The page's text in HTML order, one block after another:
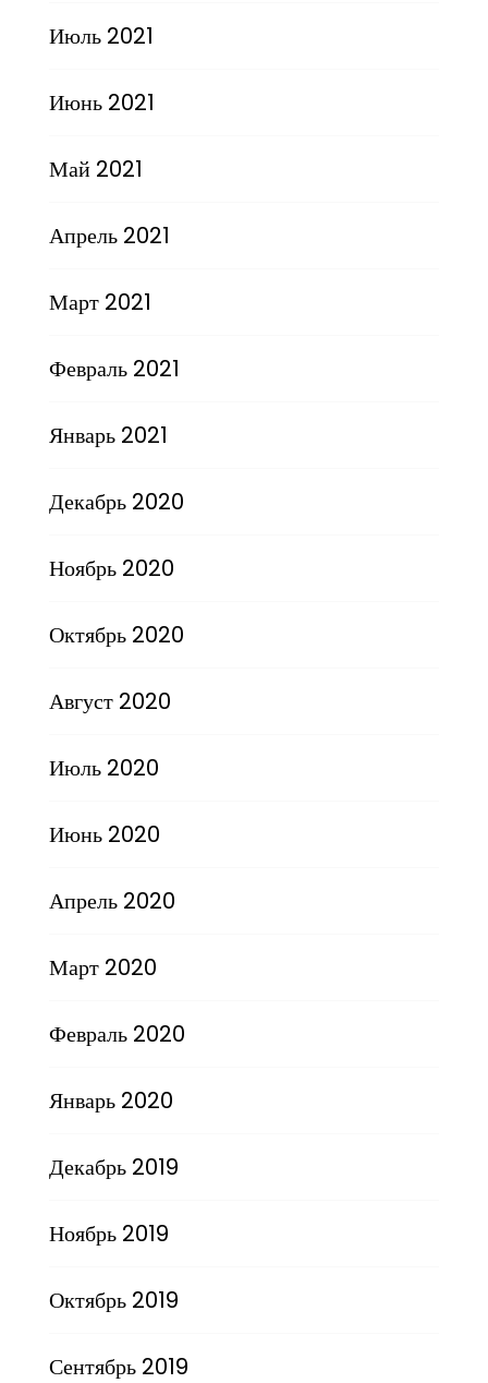
Июль 2021
Июнь 2021
Май 2021
Апрель 2021
Март 2021
Февраль 2021
Январь 2021
Декабрь 2020
Ноябрь 2020
Октябрь 2020
Август 2020
Июль 2020
Июнь 2020
Апрель 2020
Март 2020
Февраль 2020
Январь 2020
Декабрь 2019
Ноябрь 2019
Октябрь 2019
Сентябрь 2019